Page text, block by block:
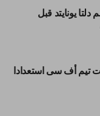
يونايتد قبل
أف سى استعدادا